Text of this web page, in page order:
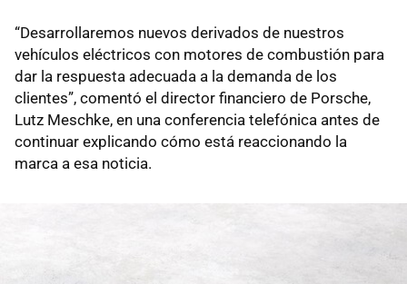
“Desarrollaremos nuevos derivados de nuestros
vehículos eléctricos con motores de combustión para
dar la respuesta adecuada a la demanda de los
clientes”, comentó el director financiero de Porsche,
Lutz Meschke, en una conferencia telefónica antes de
continuar explicando cómo está reaccionando la
marca a esa noticia.